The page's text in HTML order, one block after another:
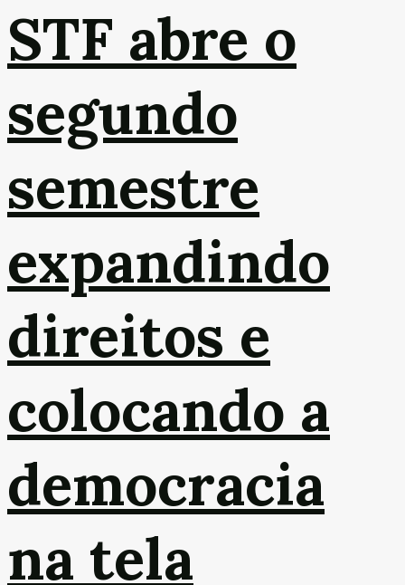
STF abre o
segundo
semestre
expandindo
direitos e
colocando a
democracia
na tela